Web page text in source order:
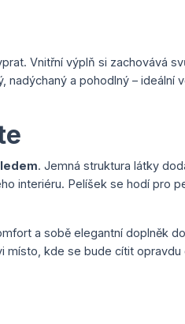
Vnitřní výplň si zachovává
a pohodlný – ideální
. Jemná struktura látky
interiéru. Pelíšek se hodí pro
a sobě elegantní doplněk
místo, kde se bude cítit opravdu